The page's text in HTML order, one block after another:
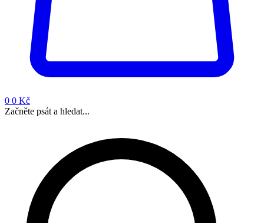
0 0 Kč
Začněte psát a hledat...